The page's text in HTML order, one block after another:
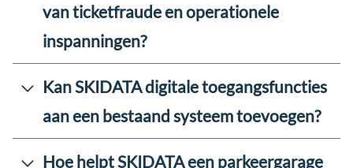
van ticketfraude en operationele
inspanningen?
Kan SKIDATA digitale toegangsfuncties
aan een bestaand systeem toevoegen?
Hoe helpt SKIDATA een parkeergarage